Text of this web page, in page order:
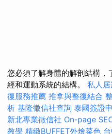
您必須了解身體的解剖結構，
經和運動系統的結構。 私人
復服務推薦 推拿與整復結合
析 基隆徵信社查詢 泰國簽證
新北專業徵信社 On-page
教學 精緻BUFFET外燴菜色